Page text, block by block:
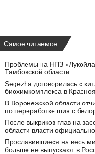
Самое читаемое
Проблемы на НПЗ
Тамбовской области
Segezha договорилась с
биохимкомплекса в
В Воронежской области
по переработке шин с
После выкриков глав на
области власти
Прославившиеся на весь
больше не выпускают в